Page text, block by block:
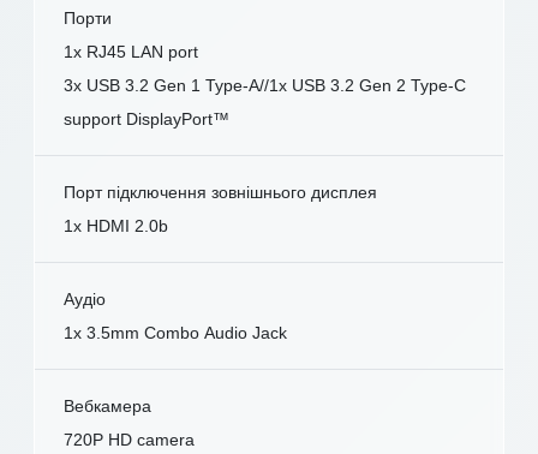
Порти
1x RJ45 LAN port
3x USB 3.2 Gen 1 Type-A//1x USB 3.2 Gen 2 Type-C
support DisplayPort™
Порт підключення зовнішнього дисплея
1x HDMI 2.0b
Аудіо
1x 3.5mm Combo Audio Jack
Вебкамера
720P HD camera